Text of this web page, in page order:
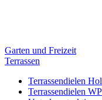
Garten und Freizeit
Terrassen
Terrassendielen
Terrassendielen